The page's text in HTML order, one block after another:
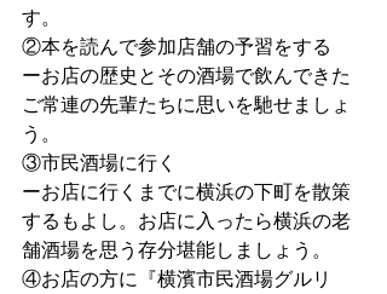
す。
②本を読んで参加店舗の予習をする
ーお店の歴史とその酒場で飲んできた
ご常連の先輩たちに思いを馳せましょ
う。
③市民酒場に行く
ーお店に行くまでに横浜の下町を散策
するもよし。お店に入ったら横浜の老
舗酒場を思う存分堪能しましょう。
④お店の方に『横濱市民酒場グルリ